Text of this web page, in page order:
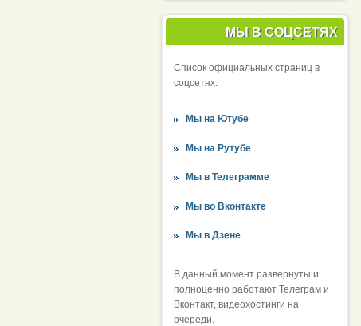
МЫ В СОЦСЕТЯХ
Список официальных страниц в
соцсетях:
Мы на Ютубе
Мы на Рутубе
Мы в Телеграмме
Мы во Вконтакте
Мы в Дзене
В данный момент развернуты и
полноценно работают Телеграм и
Вконтакт, видеохостинги на
очереди.